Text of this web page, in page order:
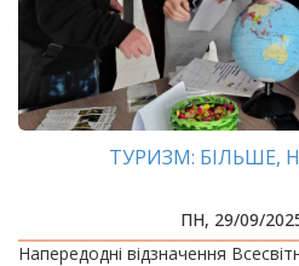
ТУРИЗМ: БІЛЬШЕ,
ПН, 29/09/
Напередодні відзначення